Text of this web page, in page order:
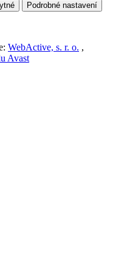
Podrobné nastavení
WebActive, s. r. o. ,
Avast